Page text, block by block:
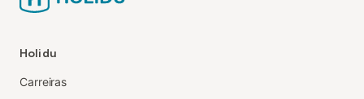
Holidu
Carreiras